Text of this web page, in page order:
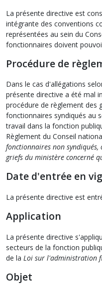
La présente directive est
intégrante des conventions
représentées au sein du
fonctionnaires doivent
Procédure de
Dans le cas d'allégations
présente directive a été mal
procédure de règlement des
fonctionnaires syndiqués au
travail dans la fonction
Règlement du Conseil
fonctionnaires non
griefs du ministère concerné
Date d'entrée en
La présente directive est
Application
La présente directive
secteurs de la fonction
de la Loi sur l'administration
Objet